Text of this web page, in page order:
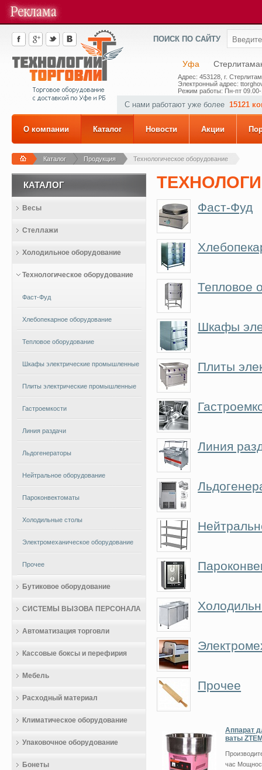
ПОИСК ПО САЙТУ
Уфа
Адрес: 453128, г.
Электронный адрес:
Режим работы: Пн-пт
С нами работают уже более 15121
О компании Каталог Новости Акции
Каталог Продукция Технологическое оборудование
Фаст-Фуд
Тепловое
Шкафы
Плиты
Линия
Прочее
Аппарат
ваты
час
КАТАЛОГ
Весы
Стеллажи
Холодильное оборудование
Технологическое оборудование
Фаст-Фуд
Хлебопекарное оборудование
Тепловое оборудование
Шкафы электрические промышленные
Плиты электрические промышленные
Гастроемкости
Линия раздачи
Льдогенераторы
Нейтральное оборудование
Пароконвектоматы
Холодильные столы
Электромеханическое оборудование
Прочее
Бутиковое оборудование
СИСТЕМЫ ВЫЗОВА ПЕРСОНАЛА
Автоматизация торговли
Кассовые боксы и перефирия
Мебель
Расходный материал
Климатическое оборудование
Упаковочное оборудование
Бонеты